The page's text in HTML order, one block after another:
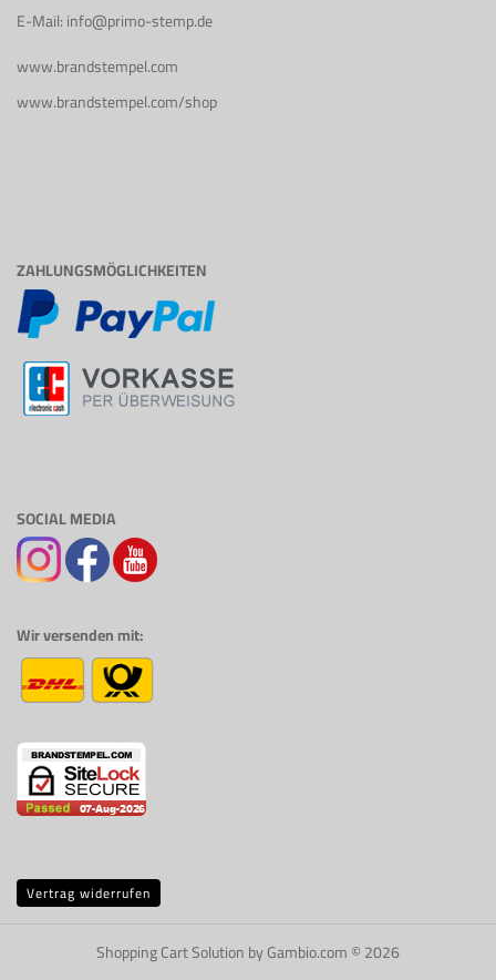
E-Mail: info@primo-stemp.de
www.brandstempel.com
www.brandstempel.com/shop
ZAHLUNGSMÖGLICHKEITEN
SOCIAL MEDIA
Wir versenden mit:
Vertrag widerrufen
Shopping Cart Solutionby Gambio.com © 2026